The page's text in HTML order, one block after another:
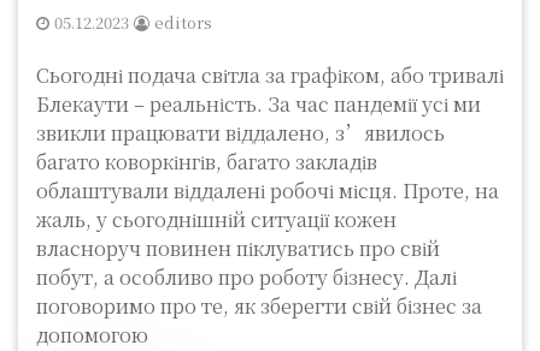
05.12.2023 editors
Сьогодні подача світла за графіком, або тривалі
Блекаути – реальність. За час пандемії усі ми
звикли працювати віддалено, з’явилось
багато коворкінгів, багато закладів
облаштували віддалені робочі місця. Проте, на
жаль, у сьогоднішній ситуації кожен
власноруч повинен піклуватись про свій
побут, а особливо про роботу бізнесу. Далі
поговоримо про те, як зберегти свій бізнес за
допомогою